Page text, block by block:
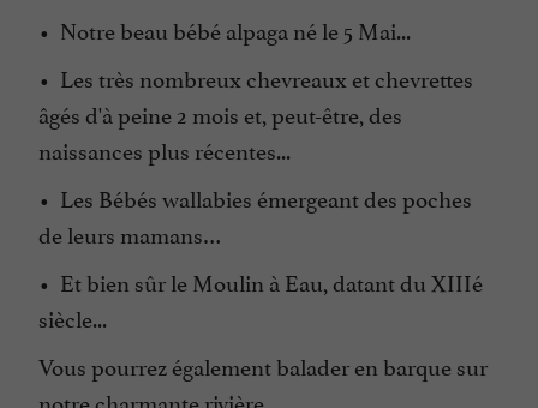
• Notre beau bébé alpaga né le 5 Mai...
• Les très nombreux chevreaux et chevrettes
âgés d'à peine 2 mois et, peut-être, des
naissances plus récentes...
• Les Bébés wallabies émergeant des poches
de leurs mamans…
• Et bien sûr le Moulin à Eau, datant du XIIIé
siècle...
Vous pourrez également balader en barque sur
notre charmante rivière…